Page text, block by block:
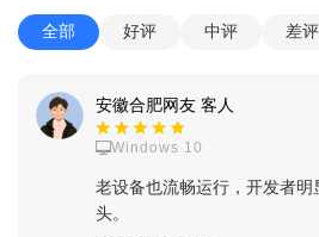
全部 好评 中评 差评
安徽合肥网友 客人
Windows 10
老设备也流畅运行，开发者明
头。